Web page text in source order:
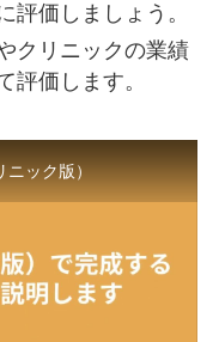
評価しましょう。
クリニックの業績
評価します。
ニック版）